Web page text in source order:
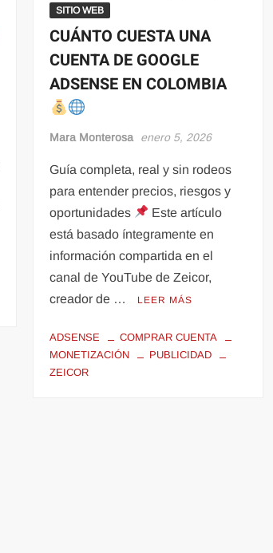
SITIO WEB
CUÁNTO CUESTA UNA
CUENTA DE GOOGLE
ADSENSE EN COLOMBIA
Mara Monterosa enero 5, 2026
Guía completa, real y sin rodeos
para entender precios, riesgos y
oportunidades
Este artículo
está basado íntegramente en
información compartida en el
canal de YouTube de Zeicor,
creador de …
LEER MÁS
ADSENSE
COMPRAR CUENTA
MONETIZACIÓN
PUBLICIDAD
ZEICOR